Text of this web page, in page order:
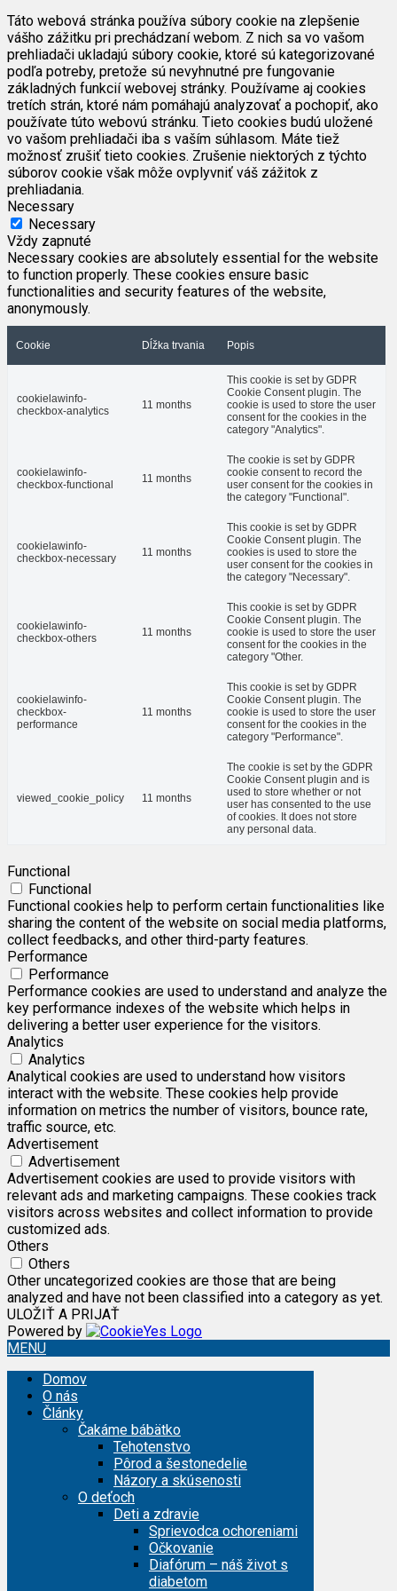
Táto webová stránka používa súbory cookie na zlepšenie
vášho zážitku pri prechádzaní webom. Z nich sa vo vašom
prehliadači ukladajú súbory cookie, ktoré sú kategorizované
podľa potreby, pretože sú nevyhnutné pre fungovanie
základných funkcií webovej stránky. Používame aj cookies
tretích strán, ktoré nám pomáhajú analyzovať a pochopiť, ako
používate túto webovú stránku. Tieto cookies budú uložené
vo vašom prehliadači iba s vaším súhlasom. Máte tiež
možnosť zrušiť tieto cookies. Zrušenie niektorých z týchto
súborov cookie však môže ovplyvniť váš zážitok z
prehliadania.
Necessary
Necessary
Vždy zapnuté
Necessary cookies are absolutely essential for the website
to function properly. These cookies ensure basic
functionalities and security features of the website,
anonymously.
Cookie Dĺžka trvania Popis
cookielawinfo-
checkbox-analytics
11 months
This cookie is set by GDPR
Cookie Consent plugin. The
cookie is used to store the user
consent for the cookies in the
category "Analytics".
cookielawinfo-
checkbox-functional
11 months
The cookie is set by GDPR
cookie consent to record the
user consent for the cookies in
the category "Functional".
cookielawinfo-
checkbox-necessary
11 months
This cookie is set by GDPR
Cookie Consent plugin. The
cookies is used to store the
user consent for the cookies in
the category "Necessary".
cookielawinfo-
checkbox-others
11 months
This cookie is set by GDPR
Cookie Consent plugin. The
cookie is used to store the user
consent for the cookies in the
category "Other.
cookielawinfo-
checkbox-
performance
11 months
This cookie is set by GDPR
Cookie Consent plugin. The
cookie is used to store the user
consent for the cookies in the
category "Performance".
viewed_cookie_policy 11 months
The cookie is set by the GDPR
Cookie Consent plugin and is
used to store whether or not
user has consented to the use
of cookies. It does not store
any personal data.
Functional
Functional
Functional cookies help to perform certain functionalities like
sharing the content of the website on social media platforms,
collect feedbacks, and other third-party features.
Performance
Performance
Performance cookies are used to understand and analyze the
key performance indexes of the website which helps in
delivering a better user experience for the visitors.
Analytics
Analytics
Analytical cookies are used to understand how visitors
interact with the website. These cookies help provide
information on metrics the number of visitors, bounce rate,
traffic source, etc.
Advertisement
Advertisement
Advertisement cookies are used to provide visitors with
relevant ads and marketing campaigns. These cookies track
visitors across websites and collect information to provide
customized ads.
Others
Others
Other uncategorized cookies are those that are being
analyzed and have not been classified into a category as yet.
ULOŽIŤ A PRIJAŤ
Powered by
MENU
Domov
O nás
Články
Čakáme bábätko
Tehotenstvo
Pôrod a šestonedelie
Názory a skúsenosti
O deťoch
Deti a zdravie
Sprievodca ochoreniami
Očkovanie
Diafórum – náš život s
diabetom